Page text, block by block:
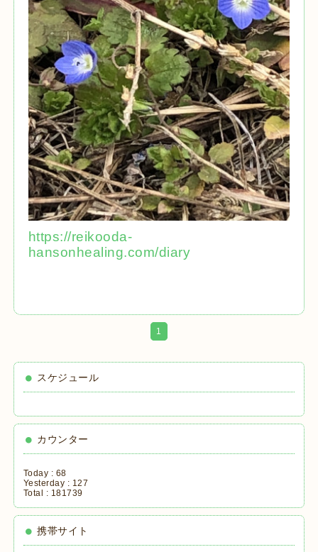
https://reikooda-
hansonhealing.com/diary
1
スケジュール
カウンター
Today : 68
Yesterday : 127
Total : 181739
携帯サイト